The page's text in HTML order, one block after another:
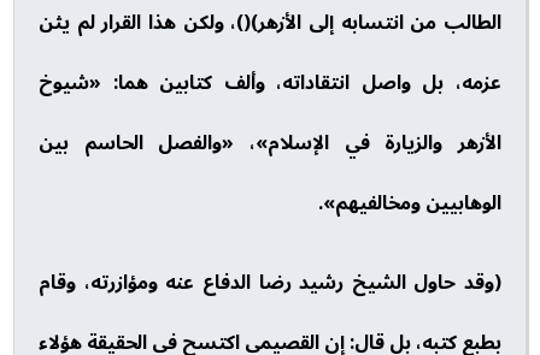
الطالب من انتسابه إلى الأزهر)()، ولكن هذا القرار لم يثن
عزمه، بل واصل انتقاداته، وألف كتابين هما: «شيوخ
الأزهر والزيارة في الإسلام»، «والفصل الحاسم بين
الوهابيين ومخالفيهم».
(وقد حاول الشيخ رشيد رضا الدفاع عنه ومؤازرته، وقام
بطبع كتبه، بل قال: إن القصيمي اكتسح في الحقيقة هؤلاء